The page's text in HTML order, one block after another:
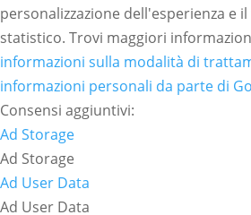
personalizzazione dell'esperienza e
statistico. Trovi maggiori
informazioni sulla modalità di
informazioni personali da parte di
Consensi aggiuntivi:
Ad Storage
Ad Storage
Ad User Data
Ad User Data